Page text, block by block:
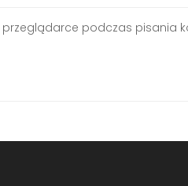
podczas pisania